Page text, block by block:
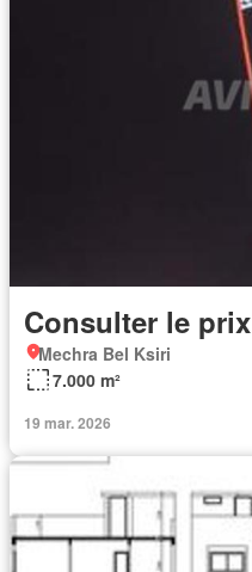
Consulter le prix
Mechra Bel Ksiri
7.000 m²
19 mar. 2026